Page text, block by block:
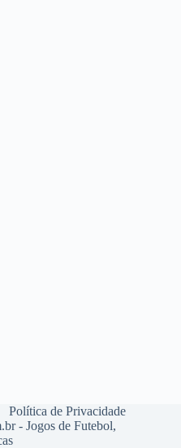
Política de Privacidade
- Jogos de Futebol,